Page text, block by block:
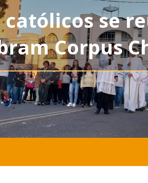
católicos se
Corpus